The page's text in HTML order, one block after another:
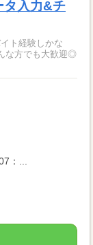
タ入力&チ
な方でも大歓迎◎
：...